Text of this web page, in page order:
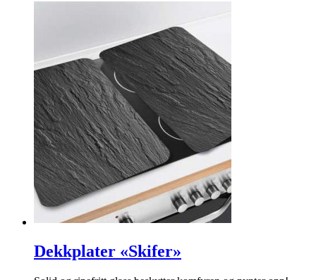
Dekkplater «Skifer»